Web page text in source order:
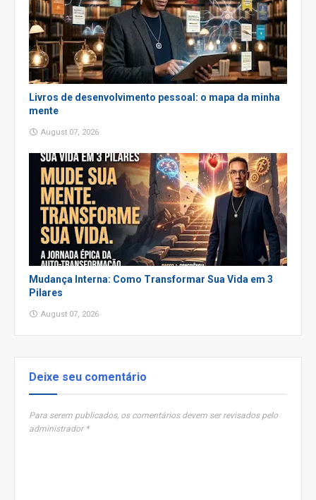
Livros de desenvolvimento pessoal: o mapa da minha
mente
August 07, 2026
Mudança Interna: Como Transformar Sua Vida em 3
Pilares
August 07, 2026
Deixe seu comentário
Para serem publicados, os comentários devem ser revisados pelo
administrador *